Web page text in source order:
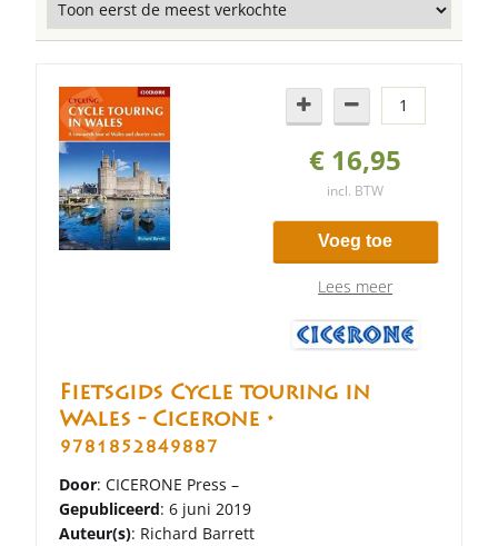
€ 16,95
incl. BTW
Voeg toe
Lees meer
Fietsgids Cycle touring in
Wales - Cicerone •
9781852849887
Door: CICERONE Press –
Gepubliceerd: 6 juni 2019
Auteur(s): Richard Barrett